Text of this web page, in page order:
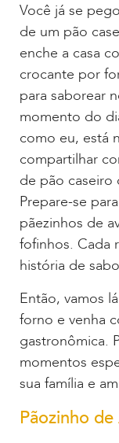
Você já se
de um pão
enche a casa
crocante por
para saborear
momento do
como eu, está
compartilhar
de pão caseiro
Prepare-se
pãezinhos de
fofinhos. Cada
história de
Então, vamos
forno e venha
gastronômica.
momentos
sua família e
Pãozinho